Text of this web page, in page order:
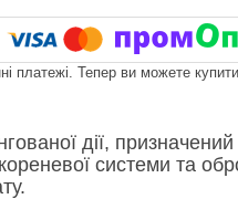
платежі. Тепер ви можете
дії,
системи та